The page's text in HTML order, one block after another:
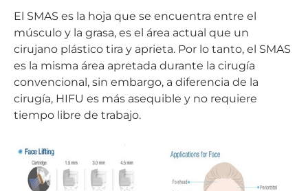
El SMAS es la hoja que se encuentra entre el
músculo y la grasa, es el área actual que un
cirujano plástico tira y aprieta. Por lo tanto, el SMAS
es la misma área apretada durante la cirugía
convencional, sin embargo, a diferencia de la
cirugía, HIFU es más asequible y no requiere
tiempo libre de trabajo.